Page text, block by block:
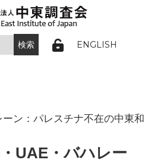
ENGLISH
ン：パレスチナ不在の中東和
UAE・バハレー